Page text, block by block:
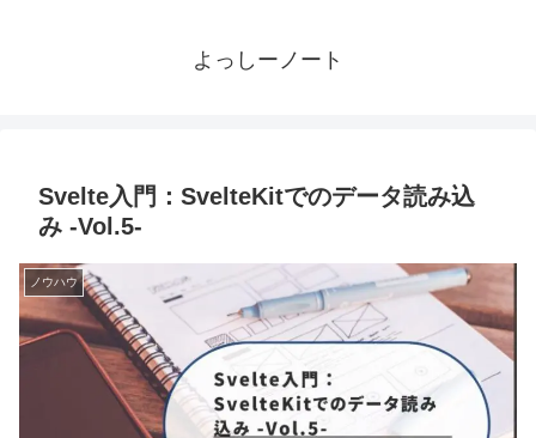
よっしーノート
Svelte入門：SvelteKitでのデータ読み込
み -Vol.5-
ノウハウ